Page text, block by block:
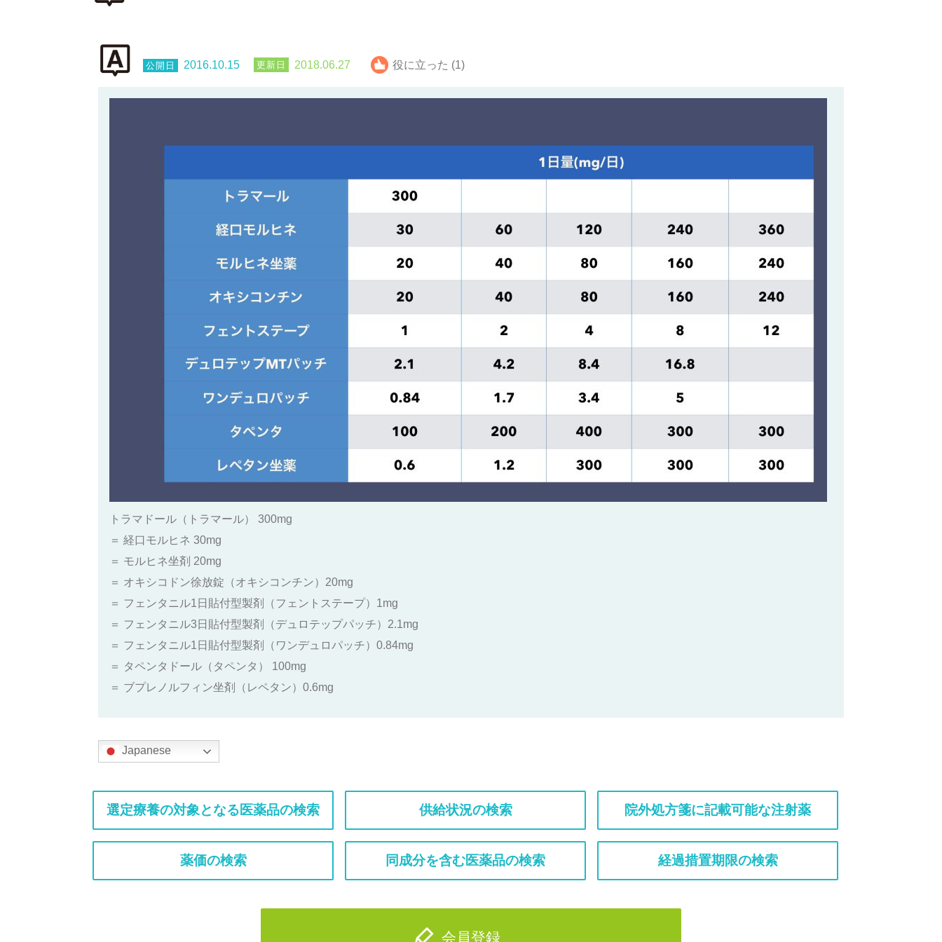
2016.10.15 2018.06.27 役に立った (1)
トラマドール（トラマール） 300mg
＝ 経口モルヒネ 30mg
＝ モルヒネ坐剤 20mg
＝ オキシコドン徐放錠（オキシコンチン）20mg
＝ フェンタニル1日貼付型製剤（フェントステープ）1mg
＝ フェンタニル3日貼付型製剤（デュロテップパッチ）2.1mg
＝ フェンタニル1日貼付型製剤（ワンデュロパッチ）0.84mg
＝ タペンタドール（タペンタ） 100mg
＝ ブプレノルフィン坐剤（レペタン）0.6mg
Japanese
選定療養の対象となる医薬品の検索 供給状況の検索 院外処方箋に記載可能な注射薬
薬価の検索 同成分を含む医薬品の検索 経過措置期限の検索
会員登録